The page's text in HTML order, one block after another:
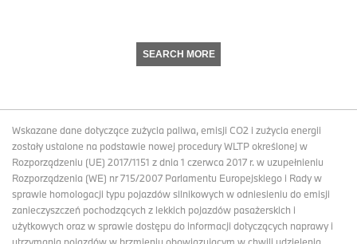
SEARCH MORE
Wskazane dane dotyczące zużycia paliwa, emisji CO2 i zużycia energii
zostały ustalone na podstawie nowej procedury WLTP określonej w
Rozporządzeniu (UE) 2017/1151 z dnia 1 czerwca 2017 r. w uzupełnieniu
Rozporządzenia (WE) nr 715/2007 Parlamentu Europejskiego i Rady w
sprawie homologacji typu pojazdów silnikowych w odniesieniu do emisji
zanieczyszczeń pochodzących z lekkich pojazdów pasażerskich i
użytkowych oraz w sprawie dostępu do informacji dotyczących naprawy i